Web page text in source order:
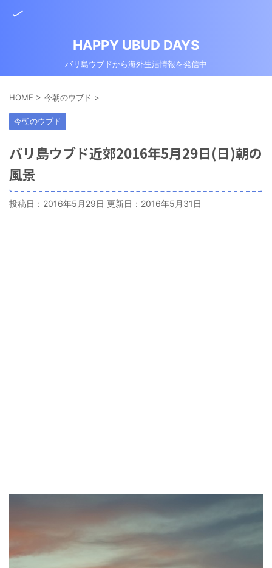
HAPPY UBUD DAYS
バリ島ウブドから海外生活情報を発信中
HOME > 今朝のウブド >
今朝のウブド
バリ島ウブド近郊2016年5月29日(日)朝の
風景
投稿日：2016年5月29日 更新日： 2016年5月31日